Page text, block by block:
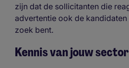
zijn dat de sollicitanten die
advertentie ook de
zoek bent.
Kennis van jouw sector